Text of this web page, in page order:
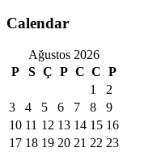
Calendar
Ağustos 2026
P
S Ç P C C P
1
2
3
4 5 6 7 8
9
10 11 12 13 14 15 16
17 18 19 20 21 22 23